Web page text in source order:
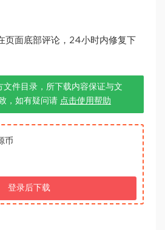
页面底部评论，24小时内修复下
文件目录，所下载内容保证与文
，如有疑问请 点击使用帮助
币
登录后下载